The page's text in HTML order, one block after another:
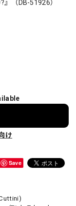
』（DB-51926）
け
Save